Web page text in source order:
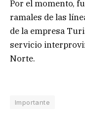
Por el momento,
ramales de las
de la empresa
servicio
Norte.
Importante